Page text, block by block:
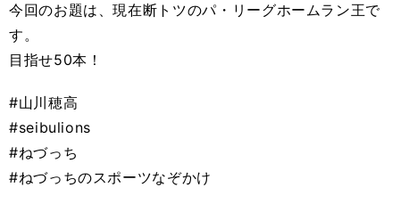
今回のお題は、現在断トツのパ・リーグホームラン王で
す。
目指せ50本！
#山川穂高
#seibulions
#ねづっち
#ねづっちのスポーツなぞかけ